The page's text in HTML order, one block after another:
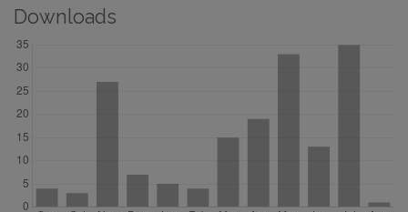
Downloads